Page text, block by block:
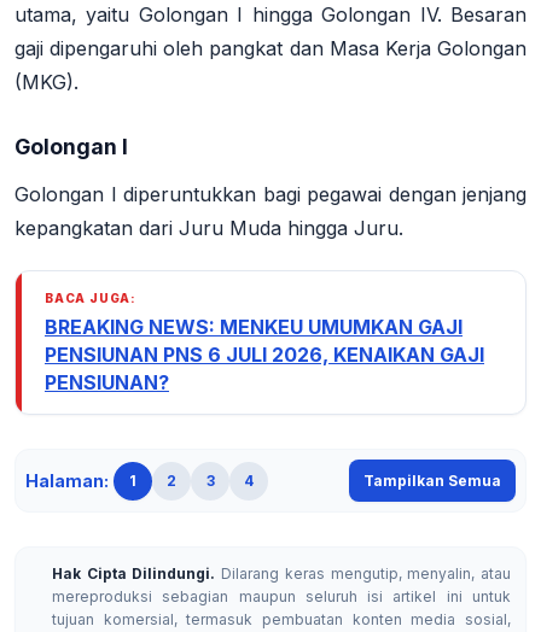
utama, yaitu Golongan I hingga Golongan IV. Besaran
gaji dipengaruhi oleh pangkat dan Masa Kerja Golongan
(MKG).
Golongan I
Golongan I diperuntukkan bagi pegawai dengan jenjang
kepangkatan dari Juru Muda hingga Juru.
BACA JUGA:
BREAKING NEWS: MENKEU UMUMKAN GAJI
PENSIUNAN PNS 6 JULI 2026, KENAIKAN GAJI
PENSIUNAN?
Halaman: 1 2 3 4 Tampilkan Semua
Hak Cipta Dilindungi. Dilarang keras mengutip, menyalin, atau
mereproduksi sebagian maupun seluruh isi artikel ini untuk
tujuan komersial, termasuk pembuatan konten media sosial,